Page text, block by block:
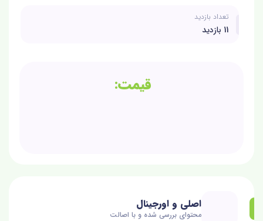
تعداد بازدید
11 بازدید
اصلی و اورجینال
محتوای بررسی شده و با اصالت